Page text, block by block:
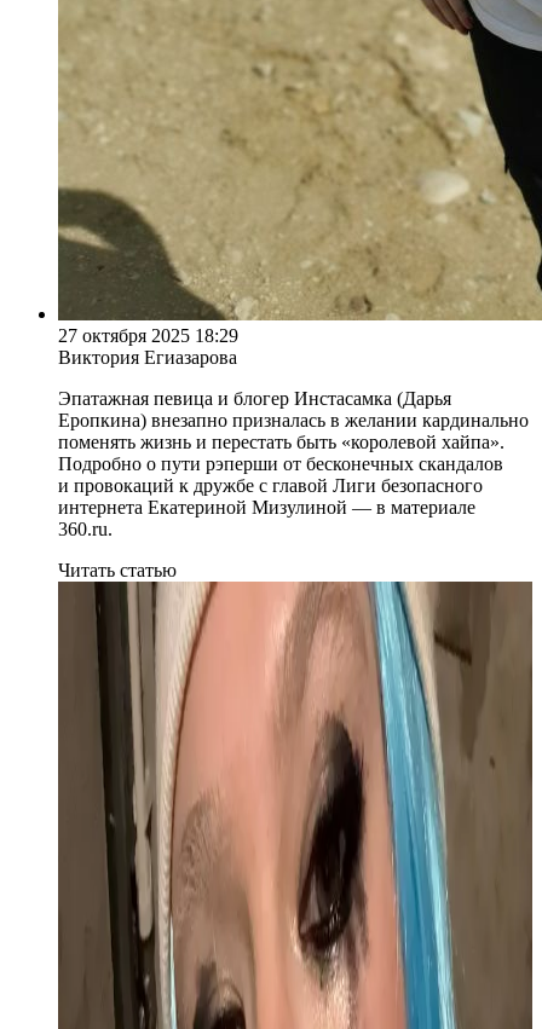
27 октября 2025 18:29
Виктория Егиазарова
Эпатажная певица и блогер Инстасамка (Дарья
Еропкина) внезапно призналась в желании кардинально
поменять жизнь и перестать быть «королевой хайпа».
Подробно о пути рэперши от бесконечных скандалов
и провокаций к дружбе с главой Лиги безопасного
интернета Екатериной Мизулиной — в материале
360.ru.
Читать статью